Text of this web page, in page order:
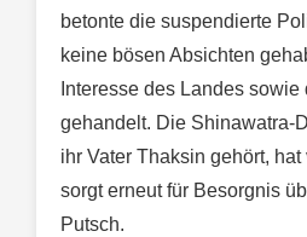
betonte die suspendierte
keine bösen Absichten
Interesse des Landes sowie
gehandelt. Die Shinawatra-
ihr Vater Thaksin gehört,
sorgt erneut für Besorgnis
Putsch.